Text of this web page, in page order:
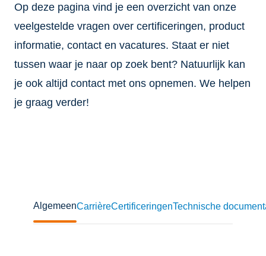
Op deze pagina vind je een overzicht van onze
veelgestelde vragen over certificeringen, product
informatie, contact en vacatures. Staat er niet
tussen waar je naar op zoek bent? Natuurlijk kan
je ook altijd contact met ons opnemen. We helpen
je graag verder!
AlgemeenCarrièreCertificeringenTechnische